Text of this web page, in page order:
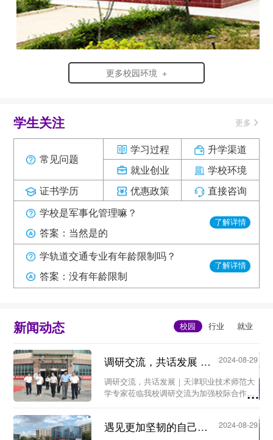
更多校园环境 +
学生关注 更多
常见问题
学习过程
就业创业
升学渠道
学校环境
证书学历
优惠政策
直接咨询
学校是军事化管理嘛？
答案：当然是的
了解详情
学轨道交通专业有年龄限制吗？
答案：没有年龄限制
了解详情
新闻动态
调研交流，共话发展 ｜天津职业技术师范大学专家莅临我校...
2024-08-29
调研交流，共话发展｜天津职业技术师范大
学专家莅临我校调研交流为加强校际合作，
技术师范大学工程实训中心暨世界技能大赛
遇见更加坚韧的自己！ ——2024级新生军训见闻...
2024-08-29